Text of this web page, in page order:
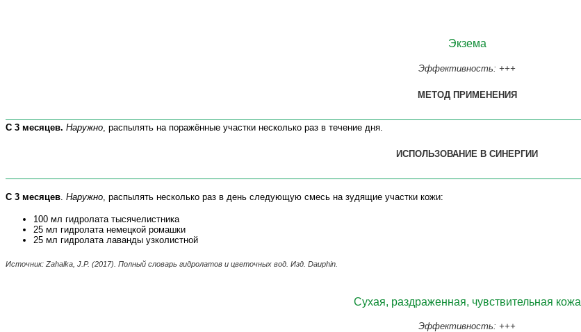
Экзема
Эффективность: +++
МЕТОД ПРИМЕНЕНИЯ
С 3 месяцев. Наружно распылять на поражённые участки несколько раз в течение дня.
ИСПОЛЬЗОВАНИЕ В СИНЕРГИИ
С 3 месяцев Наружно , распылять несколько раз в день следующую смесь на зудящие участки кожи:
100 мл гидролата тысячелистника
25 мл гидролата немецкой ромашки
25 мл гидролата лаванды узколистной
Источник: Zahalka, J P. (2017). Полный словарь гидролатов и цветочных вод. Изд. Dauphin.
Сухая, раздраженная, чувствительная кожа
Эффективность: +++